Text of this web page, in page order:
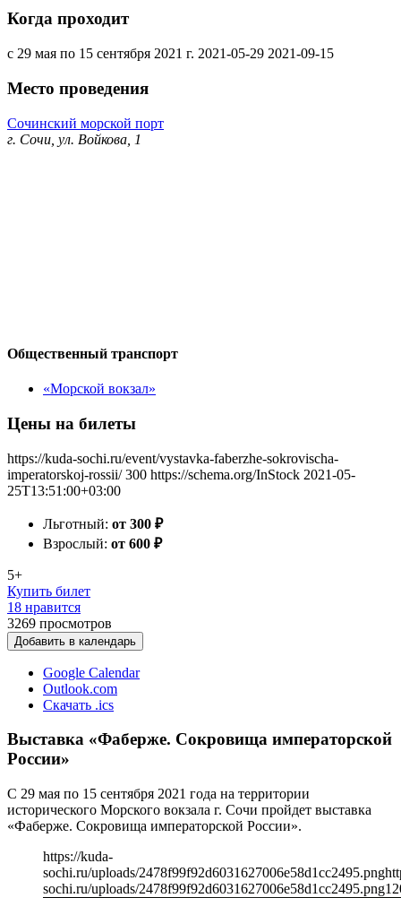
Когда проходит
с 29 мая по 15 сентября 2021 г. 2021-05-29 2021-09-15
Место проведения
Сочинский морской порт
г. Сочи, ул. Войкова, 1
Общественный транспорт
«Морской вокзал»
Цены на билеты
https://kuda-sochi.ru/event/vystavka-faberzhe-sokrovischa-
imperatorskoj-rossii/ 300 https://schema.org/InStock 2021-05-
25T13:51:00+03:00
Льготный: от 300 ₽
Взрослый: от 600 ₽
5+
Купить билет
18 нравится
3269 просмотров
Добавить в календарь
Google Calendar
Outlook.com
Скачать .ics
Выставка «Фаберже. Сокровища императорской
России»
С 29 мая по 15 сентября 2021 года на территории
исторического Морского вокзала г. Сочи пройдет выставка
«Фаберже. Сокровища императорской России».
https://kuda-
sochi.ru/uploads/2478f99f92d6031627006e58d1cc2495.png
sochi.ru/uploads/2478f99f92d6031627006e58d1cc2495.png